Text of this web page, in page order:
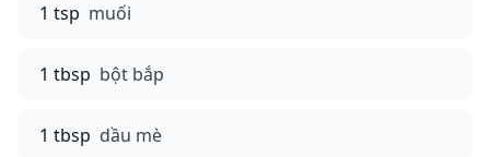
1 tsp muối
1 tbsp bột bắp
1 tbsp dầu mè